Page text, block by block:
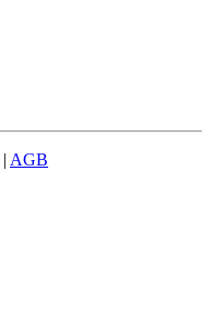
| AGB